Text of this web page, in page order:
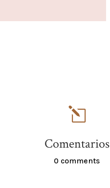
l
Comentarios
0 comments